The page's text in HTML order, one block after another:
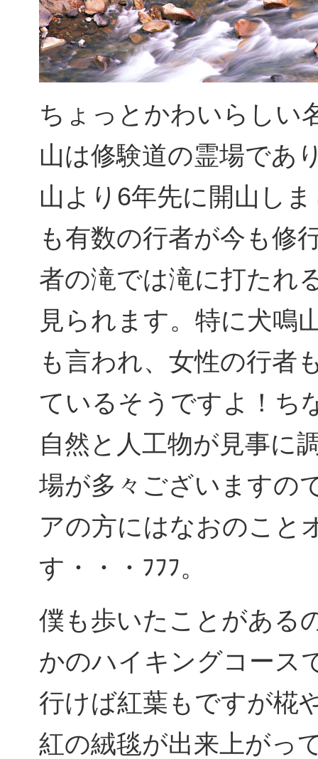
ちょっとかわいらしい
山は修験道の霊場であ
山より6年先に開山し
も有数の行者が今も修
者の滝では滝に打たれ
見られます。特に犬鳴
も言われ、女性の行者
ているそうですよ！ち
自然と人工物が見事に
場が多々ございますの
アの方にはなおのこと
す・・・ﾌﾌﾌ。
僕も歩いたことがある
かのハイキングコース
行けば紅葉もですが椛
紅の絨毯が出来上がっ